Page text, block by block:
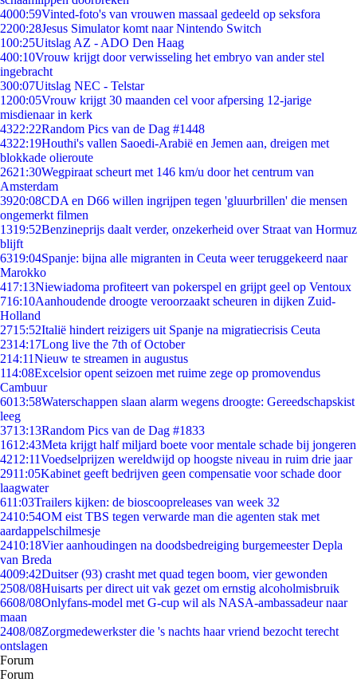
4000:59Vinted-foto's van vrouwen massaal gedeeld op seksfora
2200:28Jesus Simulator komt naar Nintendo Switch
100:25Uitslag AZ - ADO Den Haag
400:10Vrouw krijgt door verwisseling het embryo van ander stel
ingebracht
300:07Uitslag NEC - Telstar
1200:05Vrouw krijgt 30 maanden cel voor afpersing 12-jarige
misdienaar in kerk
4322:22Random Pics van de Dag #1448
4322:19Houthi's vallen Saoedi-Arabië en Jemen aan, dreigen met
blokkade olieroute
2621:30Wegpiraat scheurt met 146 km/u door het centrum van
Amsterdam
3920:08CDA en D66 willen ingrijpen tegen 'gluurbrillen' die mensen
ongemerkt filmen
1319:52Benzineprijs daalt verder, onzekerheid over Straat van Hormuz
blijft
6319:04Spanje: bijna alle migranten in Ceuta weer teruggekeerd naar
Marokko
417:13Niewiadoma profiteert van pokerspel en grijpt geel op Ventoux
716:10Aanhoudende droogte veroorzaakt scheuren in dijken Zuid-
Holland
2715:52Italië hindert reizigers uit Spanje na migratiecrisis Ceuta
2314:17Long live the 7th of October
214:11Nieuw te streamen in augustus
114:08Excelsior opent seizoen met ruime zege op promovendus
Cambuur
6013:58Waterschappen slaan alarm wegens droogte: Gereedschapskist
leeg
3713:13Random Pics van de Dag #1833
1612:43Meta krijgt half miljard boete voor mentale schade bij jongeren
4212:11Voedselprijzen wereldwijd op hoogste niveau in ruim drie jaar
2911:05Kabinet geeft bedrijven geen compensatie voor schade door
laagwater
611:03Trailers kijken: de bioscoopreleases van week 32
2410:54OM eist TBS tegen verwarde man die agenten stak met
aardappelschilmesje
2410:18Vier aanhoudingen na doodsbedreiging burgemeester Depla
van Breda
4009:42Duitser (93) crasht met quad tegen boom, vier gewonden
2508/08Huisarts per direct uit vak gezet om ernstig alcoholmisbruik
6608/08Onlyfans-model met G-cup wil als NASA-ambassadeur naar
maan
2408/08Zorgmedewerkster die 's nachts haar vriend bezocht terecht
ontslagen
Forum
Forum